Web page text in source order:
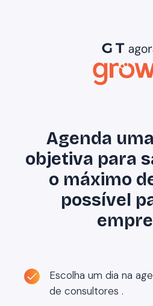
Agenda
objetiva para
o máximo
possível
Escolha um dia na
de consultores .